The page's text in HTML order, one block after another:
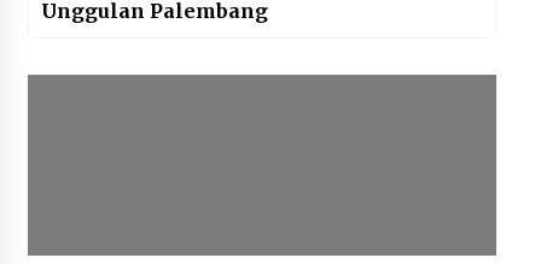
Unggulan Palembang